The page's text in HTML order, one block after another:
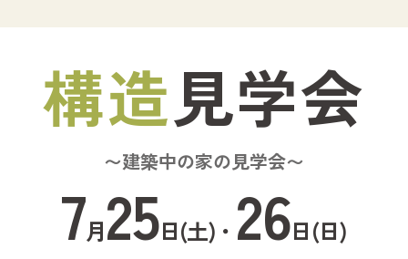
構造見学会
〜建築中の家の見学会〜
7月25日(土)・ 26日(日)